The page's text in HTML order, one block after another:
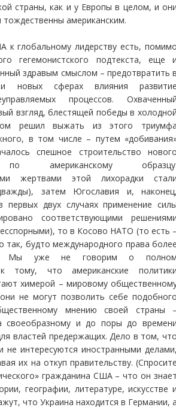
страны, как и у Европы в целом, и
тождественны американским.
к глобальному лидерству есть,
гегемонистского подтекста, еще
здравым смыслом – предотвратить
новых сферах влияния
процессов.
взгляд, блестящей победы в
решил выжать из этого
в том числе – путем
спешное строительство
по американскому
жертвами этой лихорадки
затем Югославия и,
двух случаях применение
соответствующими
то в Косово НАТО (то есть
так, будто международного права
Мы уже не говорим о
тому, что американские
химерой – мировому
не могут позволить себе
мнению своей страны
своеобразному и до поры до
властей предержащих. Дело в том,
не интересуются иностранными
их на откуп правительству.
гражданина США – что он
географии, литературе, искусстве
что Украина находится в Германии,